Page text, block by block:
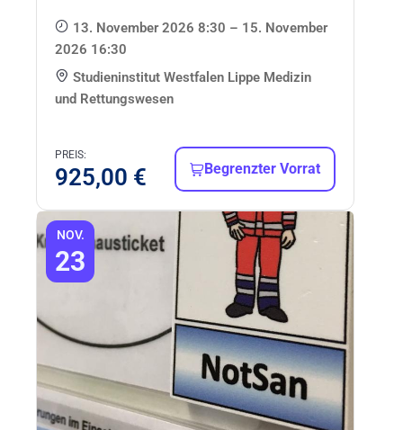
13. November 2026 8:30 – 15. November
2026 16:30
Studieninstitut Westfalen Lippe Medizin
und Rettungswesen
PREIS:
925,00 € Begrenzter Vorrat
NOV.
23